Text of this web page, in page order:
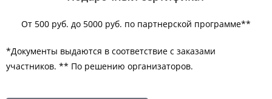
От 500 руб. до 5000 руб. по партнерской программе**
*Документы выдаются в соответствие с заказами
участников. ** По решению организаторов.